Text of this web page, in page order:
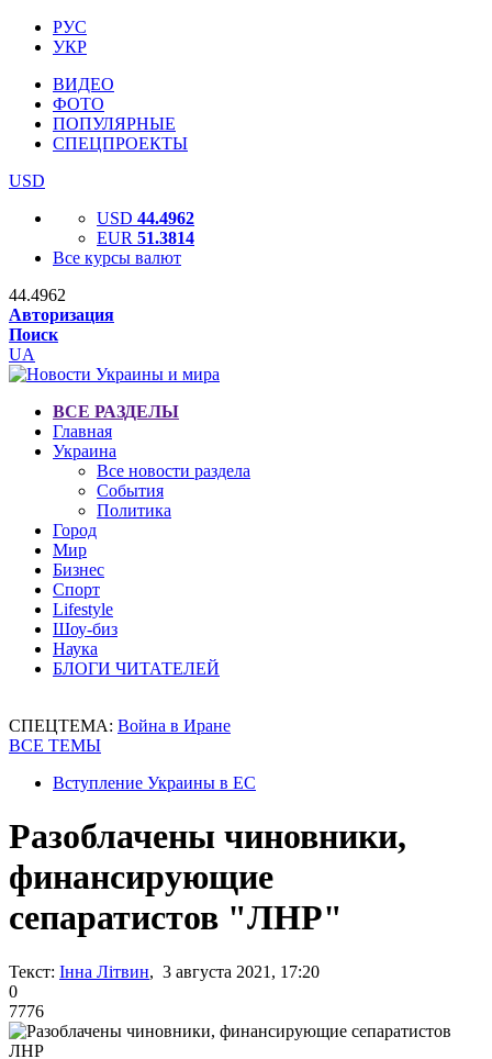
РУС
УКР
ВИДЕО
ФОТО
ПОПУЛЯРНЫЕ
СПЕЦПРОЕКТЫ
USD
USD 44.4962
EUR 51.3814
Все курсы валют
44.4962
Авторизация
Поиск
UA
ВСЕ РАЗДЕЛЫ
Главная
Украина
Все новости раздела
События
Политика
Город
Мир
Бизнес
Спорт
Lifestyle
Шоу-биз
Наука
БЛОГИ ЧИТАТЕЛЕЙ
СПЕЦТЕМА: Война в Иране
ВСЕ ТЕМЫ
Вступление Украины в ЕС
Разоблачены чиновники,
финансирующие
сепаратистов "ЛНР"
Текст: Інна Літвин, 3 августа 2021, 17:20
0
7776